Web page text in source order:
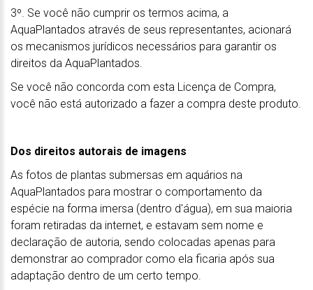
3º. Se você não cumprir os termos acima, a
AquaPlantados através de seus representantes, acionará
os mecanismos jurídicos necessários para garantir os
direitos da AquaPlantados.
Se você não concorda com esta Licença de Compra,
você não está autorizado a fazer a compra deste produto.
Dos direitos autorais de imagens
As fotos de plantas submersas em aquários na
AquaPlantados para mostrar o comportamento da
espécie na forma imersa (dentro d'água), em sua maioria
foram retiradas da internet, e estavam sem nome e
declaração de autoria, sendo colocadas apenas para
demonstrar ao comprador como ela ficaria após sua
adaptação dentro de um certo tempo.